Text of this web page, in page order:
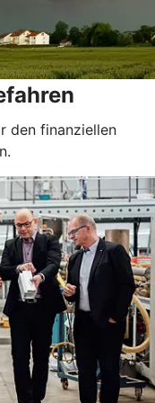
den finanziellen